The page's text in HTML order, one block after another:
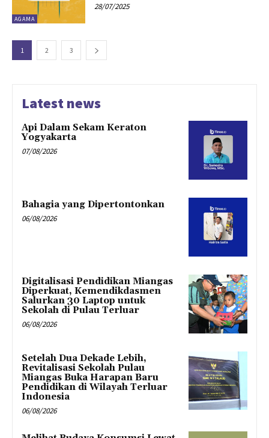
AGAMA
28/07/2025
1 2 3
Latest news
Api Dalam Sekam Keraton
Yogyakarta
07/08/2026
Bahagia yang Dipertontonkan
06/08/2026
Digitalisasi Pendidikan Miangas
Diperkuat, Kemendikdasmen
Salurkan 30 Laptop untuk
Sekolah di Pulau Terluar
06/08/2026
Setelah Dua Dekade Lebih,
Revitalisasi Sekolah Pulau
Miangas Buka Harapan Baru
Pendidikan di Wilayah Terluar
Indonesia
06/08/2026